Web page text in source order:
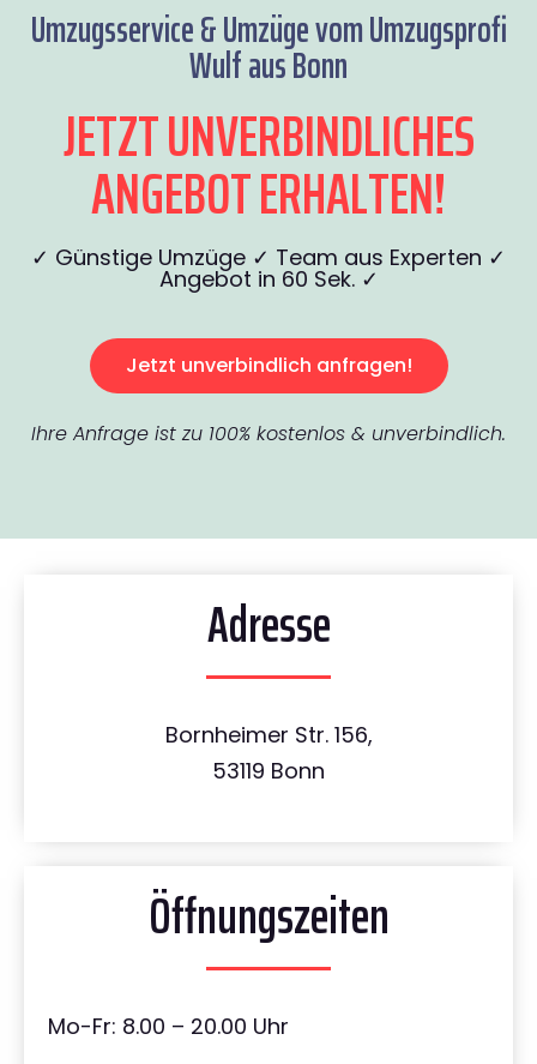
Umzugsservice & Umzüge vom Umzugsprofi
Wulf aus Bonn
JETZT UNVERBINDLICHES
ANGEBOT ERHALTEN!
✓ Günstige Umzüge ✓ Team aus Experten ✓
Angebot in 60 Sek. ✓
Jetzt unverbindlich anfragen!
Ihre Anfrage ist zu 100% kostenlos & unverbindlich.
Adresse
Bornheimer Str. 156,
53119 Bonn
Öffnungszeiten
Mo-Fr: 8.00 – 20.00 Uhr